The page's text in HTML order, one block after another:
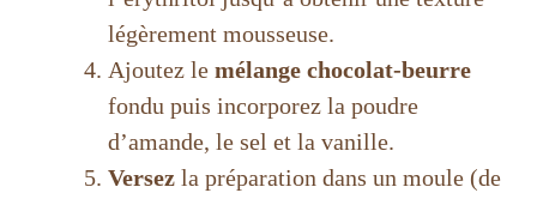
légèrement mousseuse.
Ajoutez le mélange chocolat-beurre
fondu puis incorporez la poudre
d’amande, le sel et la vanille.
Versez la préparation dans un moule (de